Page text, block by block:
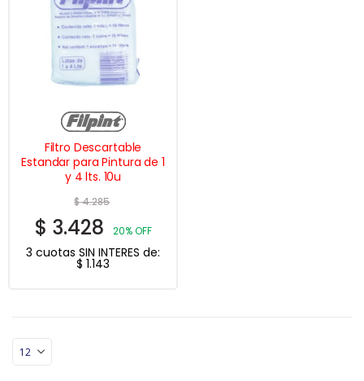
Filtro Descartable
Estandar para Pintura de 1
y 4 lts. 10u
$4.285
$ 3.428 20% OFF
3 cuotas SIN INTERES de:
$ 1.143